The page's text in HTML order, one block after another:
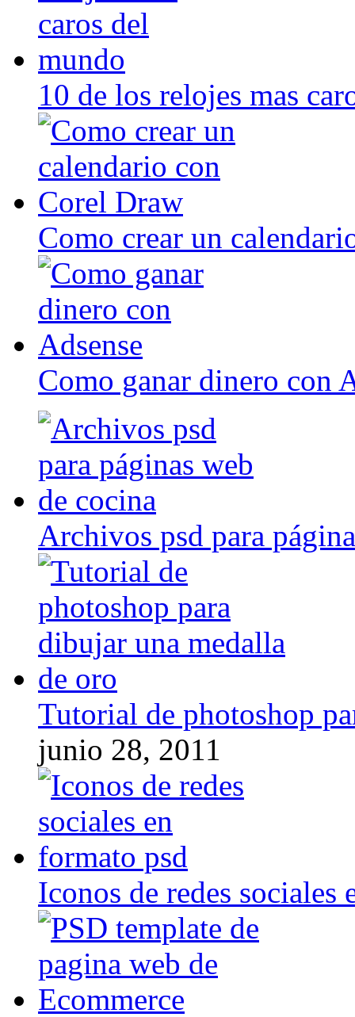
10 de los relojes mas
Como crear un
Como ganar dinero con
Archivos psd para
Tutorial de photoshop
junio 28, 2011
Iconos de redes sociales